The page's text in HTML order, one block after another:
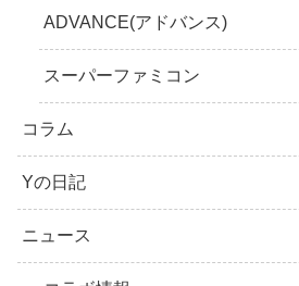
ADVANCE(アドバンス)
スーパーファミコン
コラム
Yの日記
ニュース